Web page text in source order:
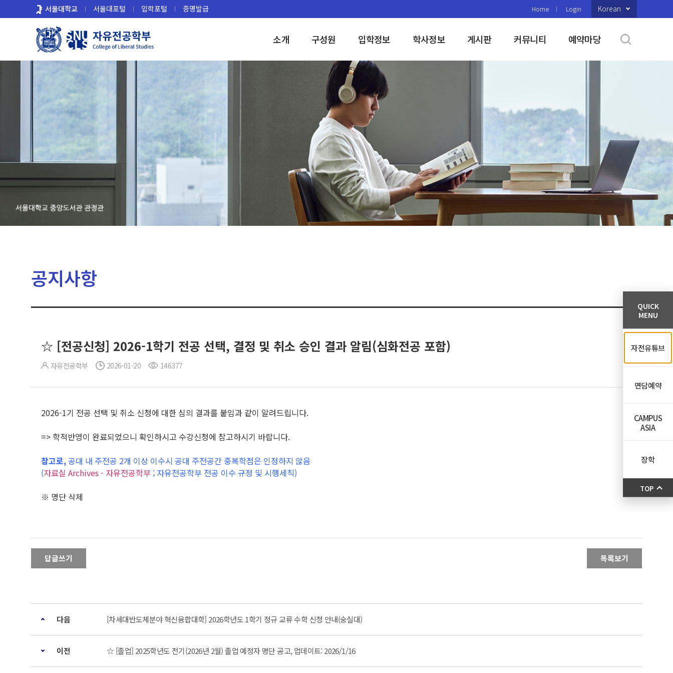
로
서울대학교 서울대포털 입학포털 증명발급 Home Login Korean
소개 구성원 입학정보 학사정보 게시판 커뮤니티 예약마당
공지사항
☆ [전공신청] 2026-1학기 전공 선택, 결정 및 취소 승인 결과 알림(심화전공 포함)
자유전공학부 2026-01-20 146377
2026-1기 전공 선택 및 취소 신청에 대한 심의 결과를 붙임과 같이 알려드립니다.
=> 학적반영이 완료되었으니 확인하시고 수강신청에 참고하시기 바랍니다.
참고로,공대 내 주전공 2개 이상 이수시 공대 주전공간 중복학점은 인정하지 않음
(자료실 Archives - 자유전공학부 ; 자유전공학부 전공 이수 규정 및 시행세칙)
※ 명단 삭제
답글쓰기 목록보기
다음 [차세대반도체분야 혁신융합대학] 2026학년도 1학기 정규 교류 수학 신청 안내(숭실대)
이전 ☆ [졸업] 2025학년도 전기(2026년 2월) 졸업 예정자 명단 공고, 업데이트: 2026/1/16
QUICK
MENU
자전유튜브
면담예약
CAMPUS
ASIA
장학
TOP